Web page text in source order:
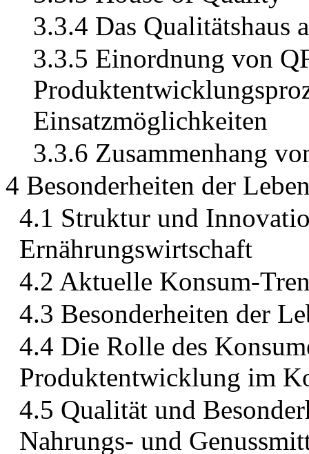
3.3.4 Das Qualitätshaus
3.3.5 Einordnung von
Einsatzmöglichkeiten
3.3.6 Zusammenhang
4 Besonderheiten der
4.1 Struktur und
Ernährungswirtschaft
4.2 Aktuelle Konsum-
4.3 Besonderheiten der
4.4 Die Rolle des
Produktentwicklung im
4.5 Qualität und
Nahrungs- und